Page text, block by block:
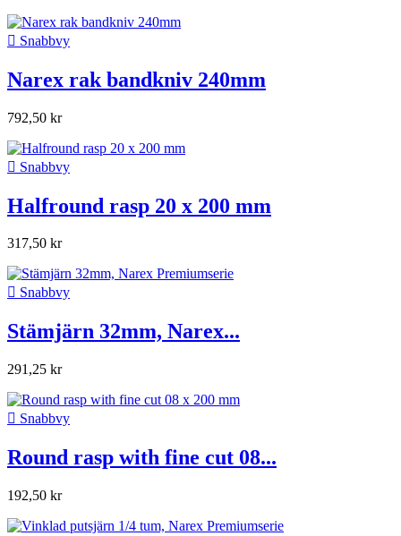
 Snabbvy
Narex rak bandkniv 240mm
792,50 kr
 Snabbvy
Halfround rasp 20 x 200 mm
317,50 kr
 Snabbvy
Stämjärn 32mm, Narex...
291,25 kr
 Snabbvy
Round rasp with fine cut 08...
192,50 kr